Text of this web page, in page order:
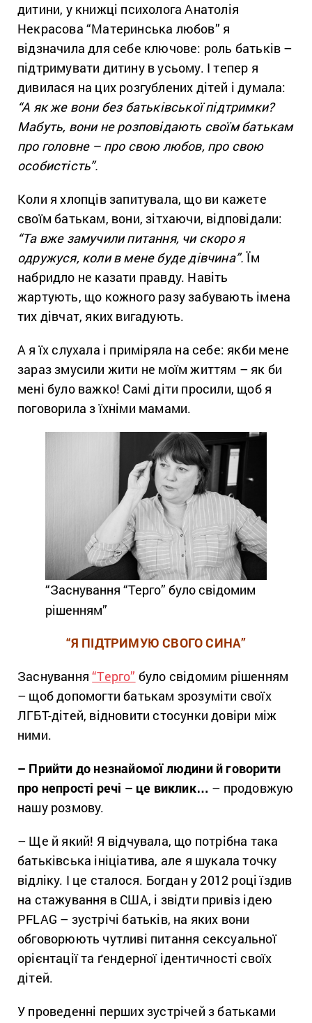
дитини, у книжці психолога Анатолія
Некрасова “Материнська любов” я
відзначила для себе ключове: роль батьків –
підтримувати дитину в усьому. І тепер я
дивилася на цих розгублених дітей і думала:
“А як же вони без батьківської підтримки?
Мабуть, вони не розповідають своїм батькам
про головне – про свою любов, про свою
особистість”.
Коли я хлопців запитувала, що ви кажете
своїм батькам, вони, зітхаючи, відповідали:
“Та вже замучили питання, чи скоро я
одружуся, коли в мене буде дівчина”.Їм
набридло не казати правду. Навіть
жартують, що кожного разу забувають імена
тих дівчат, яких вигадують.
А я їх слухала і приміряла на себе: якби мене
зараз змусили жити не моїм життям – як би
мені було важко! Самі діти просили, щоб я
поговорила з їхніми мамами.
“Заснування “Терго” було свідомим
рішенням”
“Я ПІДТРИМУЮ СВОГО СИНА”
Заснування“Терго” було свідомим рішенням
– щоб допомогти батькам зрозуміти своїх
ЛГБТ-дітей, відновити стосунки довіри між
ними.
– Прийти до незнайомої людини й говорити
про непрості речі – це виклик… – продовжую
нашу розмову.
– Ще й який! Я відчувала, що потрібна така
батьківська ініціатива, але я шукала точку
відліку. І це сталося. Богдан у 2012 році їздив
на стажування в США, і звідти привіз ідею
PFLAG – зустрічі батьків, на яких вони
обговорюють чутливі питання сексуальної
орієнтації та ґендерної ідентичності своїх
дітей.
У проведенні перших зустрічей з батьками